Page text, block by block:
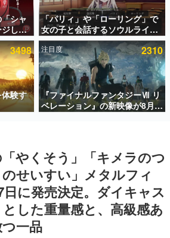
一覧
記事
が数千以上！ ページビュー数万以上！ などな
人々に読まれた、電ファミ渾身の“殿堂入り”記
した。
クリエイターの方々に製作時のエピソードをお
解いてはいけない。『赫本』は、〈試験問題〉
短編ホラー小説集です。
訊く
デジタルゲーム市場を担う若きクリエイター達
シャ
した
始。
ルマ
ブレ
「パリィ」や「ローリング」で
女の子と会話するソウルライク
恋愛ゲーム『小早川さんはソウ
ルライク』無料公開。返事に失
敗すると「YOU DIED」
3498
験す
ウィッ
ング
注目度 2310
『ファイナルファンタジーⅦ リ
ベレーション』の新映像が8月
26日早朝に公開へ。『FF7』リ
の浜口直樹氏が登壇する予定
「やくそう」「キメラのつ
せいすい」メタルフィ
に発売決定。ダイキャス
した重量感と、高級感あ
一品